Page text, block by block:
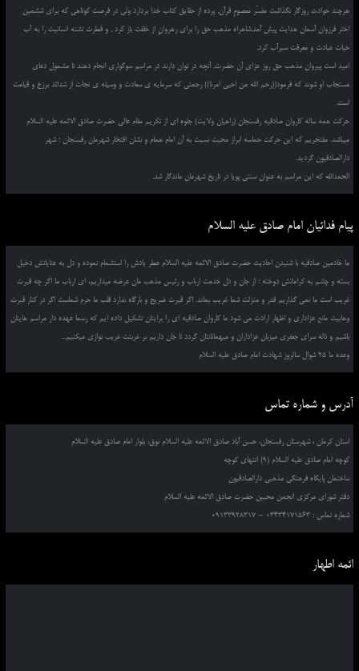
هرچند حوادث روزگار نگذاشت مفسّر معصومِ قرآن, پرده از حقایق کتاب خدا بردارد ولی در فرصت کوتاهی که برای ششمین
اختر فرزوان آسمان هدایت پیش آمد,شاهراه مذهب حق را برای رهروانِ از خلقت باز کرد , و فطرت تشنه انسانیت را به آب
حیات عبادت و معرفت سیرآب کرد.
امید است پیروان مذهب حق روز عزای آن حضرت, آنچه در توان دارند در مراسم سوگواری انجام دهند تا مشمول دعای
مستجاب او شوند که فرمود((رحم الله من احیی امرنا)) رحمتی که سرمایه ی سعادت و وسیله ی نجات از شدائد برزخ و قیامت
است.
حرکت همه ساله کاروان صادقیه رفسنجان (راهیان ولایت) جلوه ای از تکریم مقام عالی حضرت صادق الائمه علیه السلام
میباشد. مفتخریم که این حرکت حماسه ابراز محبت نسبت به آن امام همام و نشان افتخار شهرمان رفسنجان ؛ شهر
دارالصادقیون گردید.
الحمدالله که این مراسم به عنوان سنتی پویا در تاریخ شهرمان ماندگار شد.
پیام فدائیان امام صادق علیه السلام
ما خادمین صادقیه با شنیدن احادیث حضرت صادق الائمه علیه السلام عطر یادش را استشمام نموده و دل به عنایاتش دخیل
بسته و چشم به کراماتش دوخته ؛ از جان و دل خدمت ارباب و رئیس مذهب مان عرضه میداریم، ای ارباب ما اگر چه قبرت
غریب است ما نمی گذاریم قدر و منزلت شما غریب بماند. اگر قبرت ضریح و بارگاه ندارد قلب ما حرم شماست اگر در کنار قبرت
وهابیت مانع عزاداری و اظهار ارادت می شود ما کاروان صادقیه ای را برایتان تشکیل داده ایم که رسما عهده دار مراسم هایتان
باشیم و ناله سرای جعفری میزبان عزاداران و میهمانانتان گردد تا جان داریم بر غربتت غریب نوازی میکنیم...
وعده ما 25 شوال سالروز شهادت امام صادق علیه السلام
آدرس و شماره تماس
استان کرمان ، شهرستان رفسنجان، حسن آباد صادق الائمه علیه السلام نوق، بلوار امام صادق علیه السلام
کوچه امام صادق علیه السلام (9) انتهای کوچه
ساختمان پایگاه فرهنگی مذهبی دارالصادقیون
دفتر شورای مرکزی انجمن محبین حضرت صادق الائمه علیه السلام
شماره تماس : 03434171563 – 09133928317
ائمه اطهار